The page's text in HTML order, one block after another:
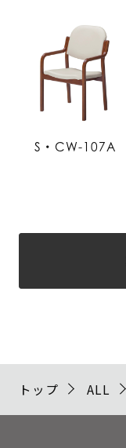
S・CW-107A
トップ ALL